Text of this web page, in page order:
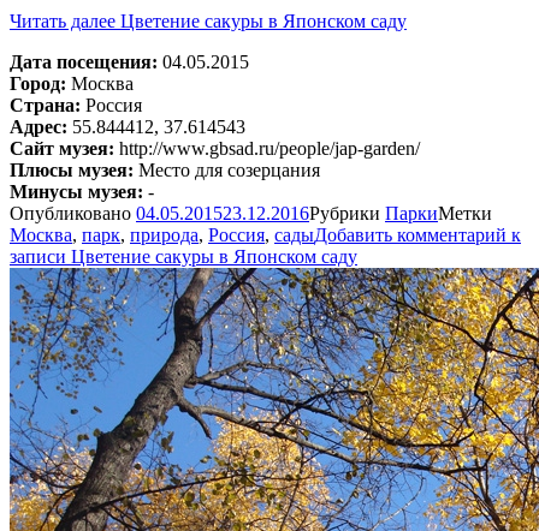
Читать далее Цветение сакуры в Японском саду
Дата посещения: 04.05.2015
Город: Москва
Страна: Россия
Адрес: 55.844412, 37.614543
Сайт музея: http://www.gbsad.ru/people/jap-garden/
Плюсы музея: Место для созерцания
Минусы музея: -
Опубликовано 04.05.201523.12.2016Рубрики ПаркиМетки
Москва, парк, природа, Россия, садыДобавить комментарий к
записи Цветение сакуры в Японском саду